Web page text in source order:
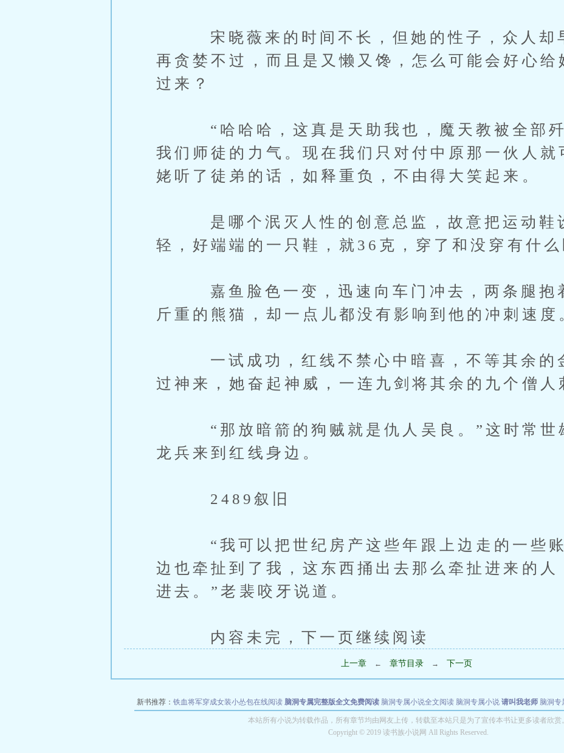
宋晓薇来的时间不长，但她的性子，众人却
再贪婪不过，而且是又懒又馋，怎么可能会好心给
过来？
“哈哈哈，这真是天助我也，魔天教被全部歼
我们师徒的力气。现在我们只对付中原那一伙人就
姥听了徒弟的话，如释重负，不由得大笑起来。
是哪个泯灭人性的创意总监，故意把运动鞋
轻，好端端的一只鞋，就36克，穿了和没穿有什么
嘉鱼脸色一变，迅速向车门冲去，两条腿抱
斤重的熊猫，却一点儿都没有影响到他的冲刺速度
一试成功，红线不禁心中暗喜，不等其余的
过神来，她奋起神威，一连九剑将其余的九个僧人
“那放暗箭的狗贼就是仇人吴良。”这时常世
龙兵来到红线身边。
2489叙旧
“我可以把世纪房产这些年跟上边走的一些账
边也牵扯到了我，这东西捅出去那么牵扯进来的人
进去。”老裴咬牙说道。
内容未完，下一页继续阅读
上一章 ← 章节目录 → 下一页
新书推荐： 铁血将军穿成女装小怂包在线阅读 脑洞专属完整版全文免费阅读 脑洞专属小说全文阅读 脑洞专属小说 请叫我老师 脑洞专
世者 穿书第一天就结婚小说全文阅读
本站所有小说为转载作品，所有章节均由网友上传，转载至本站只是为了宣传本书让更多读者欣赏。
Copyright © 2019 读书族小说网 All Rights Reserved.